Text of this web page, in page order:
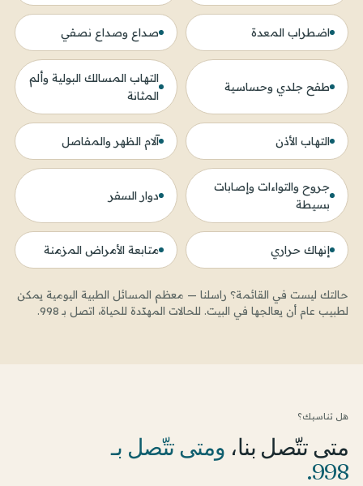
اضطراب المعدة صداع وصداع نصفي
طفح جلدي وحساسية
التهاب المسالك البولية وألم
المثانة
التهاب الأذن آلام الظهر والمفاصل
جروح والتواءات وإصابات
بسيطة
دوار السفر
إنهاك حراري متابعة الأمراض المزمنة
حالتك ليست في القائمة؟ راسلنا — معظم المسائل الطبية اليومية يمكن
لطبيب عام أن يعالجها في البيت. للحالات المهدّدة للحياة، اتصل بـ 998.
هل تناسبك؟
متى تتّصل بنا، ومتى تتّصل بـ
998.